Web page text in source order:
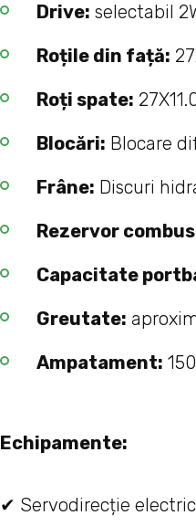
Drive: selectabil
Roțile din față:
Roți spate:
Blocări: Blocare
Frâne: Discuri
Rezervor
Capacitate
Greutate:
Ampatament:
Echipamente:
✔ Servodirecție